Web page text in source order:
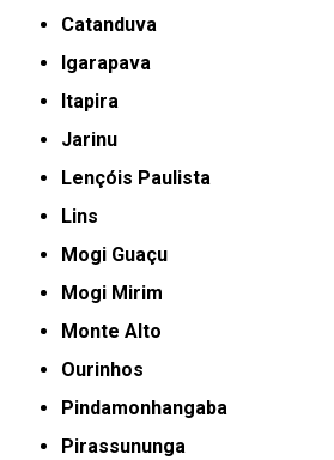
Catanduva
Igarapava
Itapira
Jarinu
Lençóis Paulista
Lins
Mogi Guaçu
Mogi Mirim
Monte Alto
Ourinhos
Pindamonhangaba
Pirassununga